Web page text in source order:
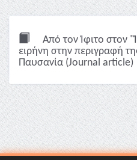
Από τον Ίφιτο στον
ειρήνη στην περιγραφή
Παυσανία (Journal article)